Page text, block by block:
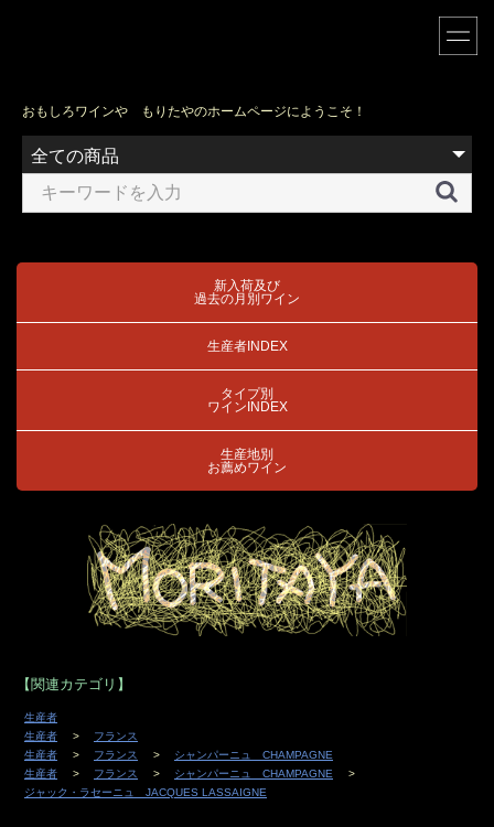
おもしろワインや もりたやのホームページにようこそ！
新入荷及び
過去の月別ワイン
生産者INDEX
タイプ別
ワインINDEX
生産地別
お薦めワイン
【関連カテゴリ】
生産者
生産者
フランス
生産者
フランス
シャンパーニュ CHAMPAGNE
生産者
フランス
シャンパーニュ CHAMPAGNE
ジャック・ラセーニュ JACQUES LASSAIGNE